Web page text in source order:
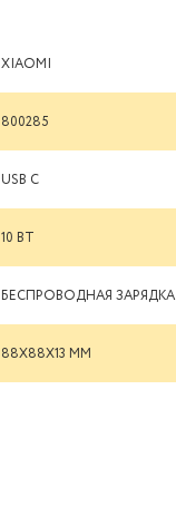
XIAOMI
800285
USB C
10 ВТ
БЕСПРОВОДНАЯ ЗАРЯДКА
88X88X13 ММ